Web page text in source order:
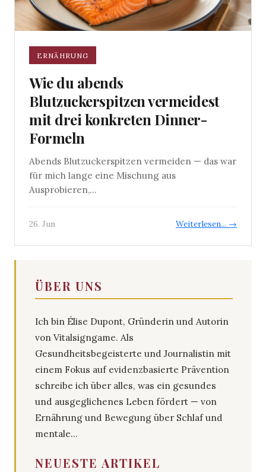
ERNÄHRUNG
Wie du abends
Blutzuckerspitzen vermeidest
mit drei konkreten Dinner-
Formeln
Abends Blutzuckerspitzen vermeiden — das war
für mich lange eine Mischung aus
Ausprobieren,...
26. Jun Weiterlesen... →
ÜBER UNS
Ich bin Élise Dupont, Gründerin und Autorin
von Vitalsigngame. Als
Gesundheitsbegeisterte und Journalistin mit
einem Fokus auf evidenzbasierte Prävention
schreibe ich über alles, was ein gesundes
und ausgeglichenes Leben fördert — von
Ernährung und Bewegung über Schlaf und
mentale...
NEUESTE ARTIKEL